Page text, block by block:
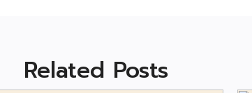
Related Posts